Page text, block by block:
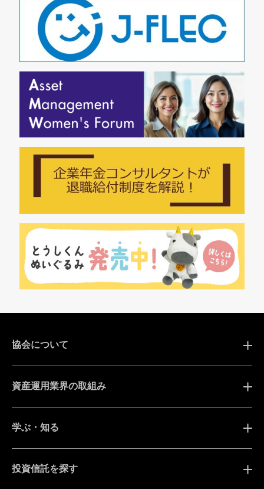
協会について
資産運用業界の取組み
学ぶ・知る
投資信託を探す